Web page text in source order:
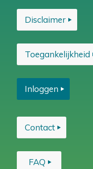
Disclaimer
Toegankelijkheid
Inloggen
Contact
FAQ